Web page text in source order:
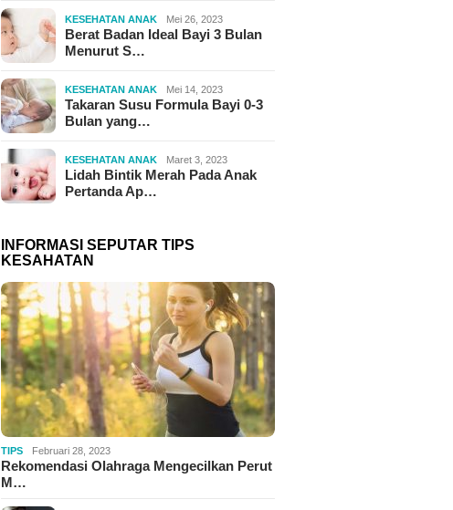
KESEHATAN ANAK Mei 26, 2023
Berat Badan Ideal Bayi 3 Bulan
Menurut S…
KESEHATAN ANAK Mei 14, 2023
Takaran Susu Formula Bayi 0-3
Bulan yang…
KESEHATAN ANAK Maret 3, 2023
Lidah Bintik Merah Pada Anak
Pertanda Ap…
INFORMASI SEPUTAR TIPS
KESAHATAN
TIPS Februari 28, 2023
Rekomendasi Olahraga Mengecilkan Perut
M…